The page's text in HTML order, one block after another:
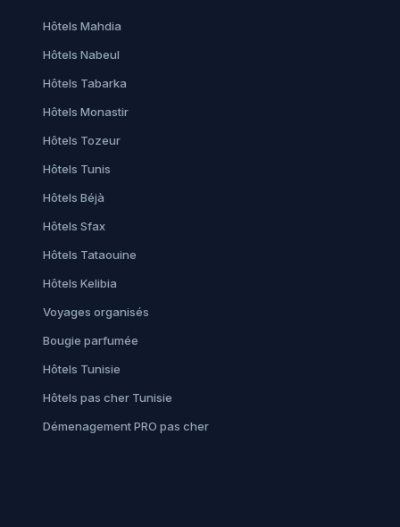
Hôtels Mahdia
Hôtels Nabeul
Hôtels Tabarka
Hôtels Monastir
Hôtels Tozeur
Hôtels Tunis
Hôtels Béjà
Hôtels Sfax
Hôtels Tataouine
Hôtels Kelibia
Voyages organisés
Bougie parfumée
Hôtels Tunisie
Hôtels pas cher Tunisie
Démenagement PRO pas cher